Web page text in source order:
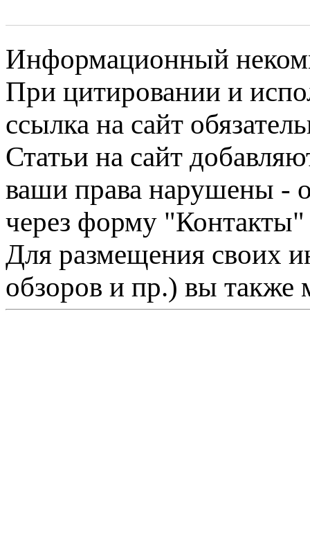
Информационный
При цитировании и
ссылка на сайт
Статьи на сайт
ваши права нарушены -
через форму "Контакты"
Для размещения своих
обзоров и пр.) вы также